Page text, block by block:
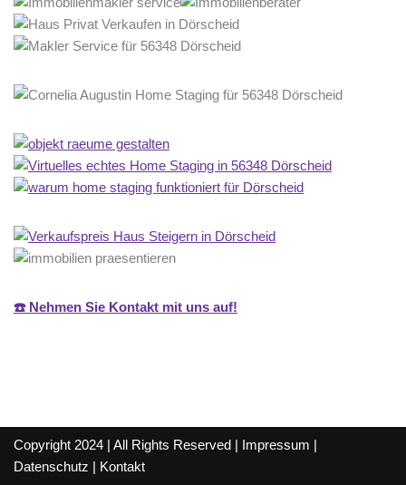
☎️ Nehmen Sie Kontakt mit uns auf!
Copyright 2024 | All Rights Reserved | Impressum |
Datenschutz | Kontakt